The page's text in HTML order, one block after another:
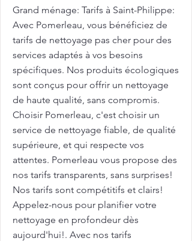
Grand ménage: Tarifs à Saint-Philippe:
Avec Pomerleau, vous bénéficiez de
tarifs de nettoyage pas cher pour des
services adaptés à vos besoins
spécifiques. Nos produits écologiques
sont conçus pour offrir un nettoyage
de haute qualité, sans compromis.
Choisir Pomerleau, c'est choisir un
service de nettoyage fiable, de qualité
supérieure, et qui respecte vos
attentes. Pomerleau vous propose des
nos tarifs transparents, sans surprises!
Nos tarifs sont compétitifs et clairs!
Appelez-nous pour planifier votre
nettoyage en profondeur dès
aujourd'hui!. Avec nos tarifs